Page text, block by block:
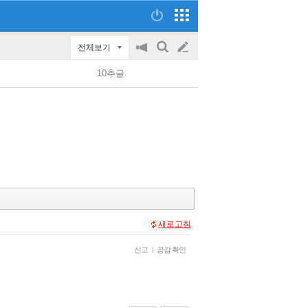
전체보기
공
on/off
검
글
쓰
10추글
새로고침
신고 | 공감 확인